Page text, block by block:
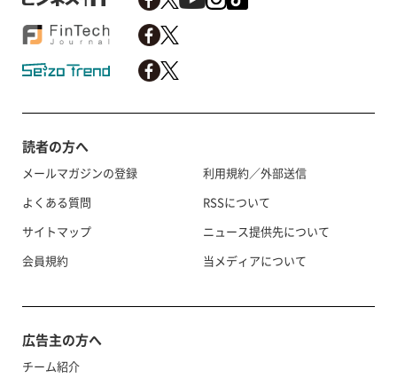
読者の方へ
メールマガジンの登録
よくある質問
サイトマップ
会員規約
利用規約／外部送信
RSSについて
ニュース提供先について
当メディアについて
広告主の方へ
チーム紹介